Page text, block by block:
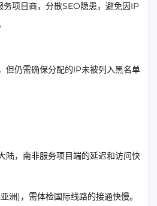
项目商，分散SEO隐患，避免因IP
但仍需确保分配的IP未被列入黑名单
陆，南非服务项目端的延迟和访问快
洲)，需体检国际线路的接通快慢。